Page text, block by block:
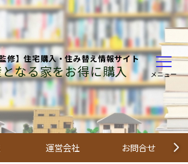
監修】住宅購入・住み替え情報サイト
なる家をお得に購入 メニュー
運営会社 お問合せ